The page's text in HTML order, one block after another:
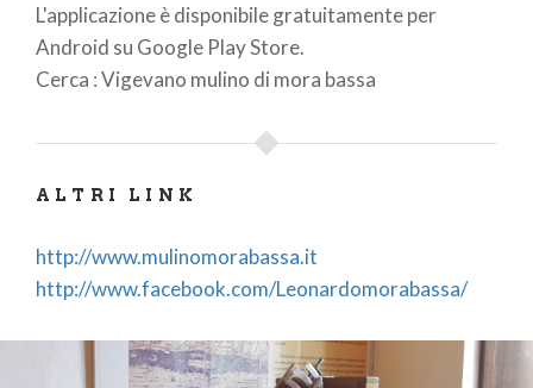
L'applicazione è disponibile gratuitamente per
Android su Google Play Store.
Cerca : Vigevano mulino di mora bassa
ALTRI LINK
http://www.mulinomorabassa.it
http://www.facebook.com/Leonardomorabassa/